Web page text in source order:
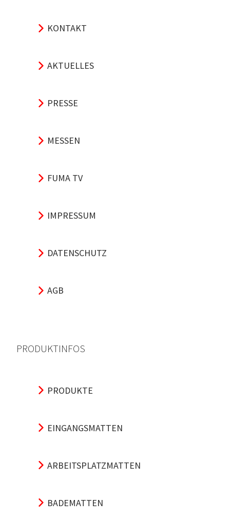
KONTAKT
AKTUELLES
PRESSE
MESSEN
FUMA TV
IMPRESSUM
DATENSCHUTZ
AGB
PRODUKTINFOS
PRODUKTE
EINGANGSMATTEN
ARBEITSPLATZMATTEN
BADEMATTEN